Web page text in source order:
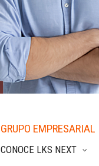
GRUPO EMPRESARIAL
CONOCE LKS NEXT